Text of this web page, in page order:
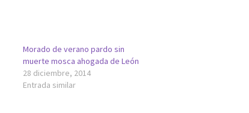
Morado de verano pardo sin
muerte mosca ahogada de León
28 diciembre, 2014
Entrada similar